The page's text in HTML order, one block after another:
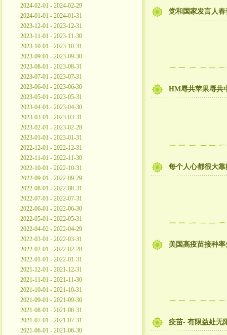
2024-02-01 - 2024-02-29
2024-01-01 - 2024-01-31
2023-12-01 - 2023-12-31
2023-11-01 - 2023-11-30
2023-10-01 - 2023-10-31
2023-09-01 - 2023-09-30
2023-08-01 - 2023-08-31
2023-07-01 - 2023-07-31
2023-06-01 - 2023-06-30
2023-05-01 - 2023-05-31
2023-04-01 - 2023-04-30
2023-03-01 - 2023-03-31
2023-02-01 - 2023-02-28
2023-01-01 - 2023-01-31
2022-12-01 - 2022-12-31
2022-11-01 - 2022-11-30
2022-10-01 - 2022-10-31
2022-09-01 - 2022-09-29
2022-08-01 - 2022-08-31
2022-07-01 - 2022-07-31
2022-06-01 - 2022-06-30
2022-05-01 - 2022-05-31
2022-04-02 - 2022-04-29
2022-03-01 - 2022-03-31
2022-02-01 - 2022-02-28
2022-01-01 - 2022-01-31
2021-12-01 - 2021-12-31
2021-11-01 - 2021-11-30
2021-10-01 - 2021-10-31
2021-09-01 - 2021-09-30
2021-08-01 - 2021-08-31
2021-07-01 - 2021-07-31
2021-06-01 - 2021-06-30
党和国家发言人
HM辱共苹果辱共
每个人心都很大
美国高疫苗接种
疫苗- 有限益处无